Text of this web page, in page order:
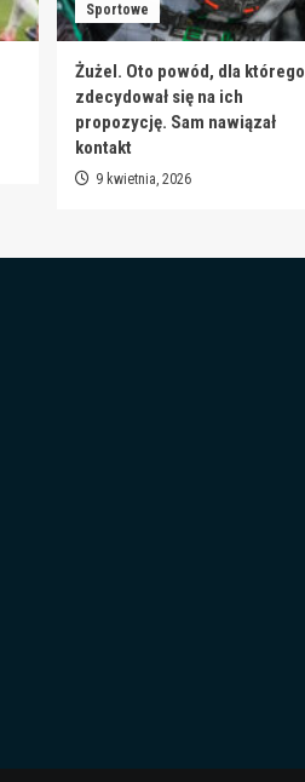
Sportowe
Żużel. Oto powód, dla którego
zdecydował się na ich
propozycję. Sam nawiązał
kontakt
9 kwietnia, 2026